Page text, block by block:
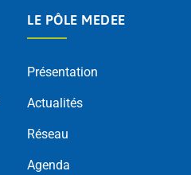
LE PÔLE MEDEE
Présentation
Actualités
Réseau
Agenda